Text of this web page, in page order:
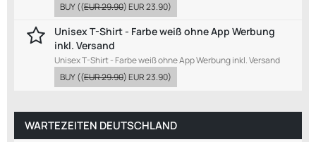
BUY((EUR 29.90)EUR 23.90)
Unisex T-Shirt - Farbe weiß ohne App Werbung
inkl. Versand
Unisex T-Shirt - Farbe weiß ohne App Werbung inkl. Versand
BUY((EUR 29.90)EUR 23.90)
WARTEZEITEN DEUTSCHLAND